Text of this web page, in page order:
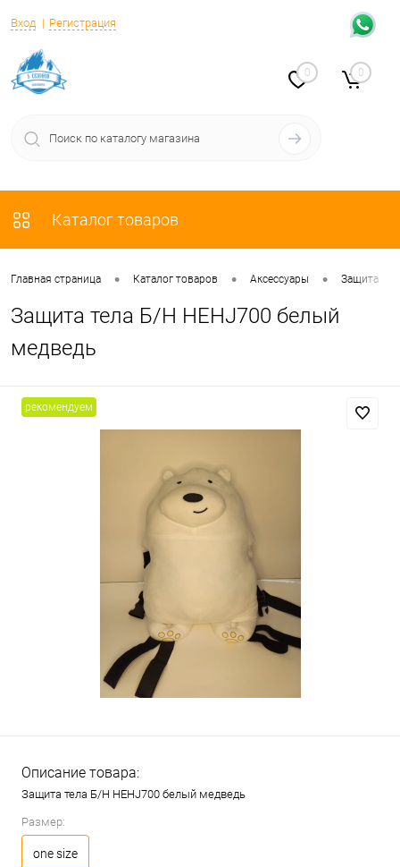
Вход Регистрация
0 0
Каталог товаров
Главная страница • Каталог товаров • Аксессуары • Защита
Защита тела Б/Н HEHJ700 белый
медведь
рекомендуем
Описание товара:
Защита тела Б/Н HEHJ700 белый медведь
Размер:
one size